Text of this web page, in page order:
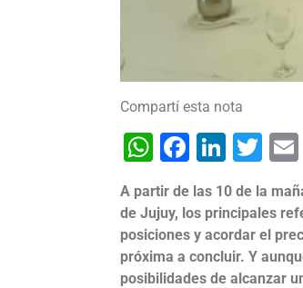
Compartí esta nota
WhatsApp
A partir de las 10 de la
de Jujuy, los principales
posiciones y acordar el
próxima a concluir. Y
posibilidades de alcanzar